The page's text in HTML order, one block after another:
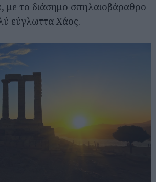
με το διάσημο σπηλαιοβάραθρο
εύγλωττα Χάος.